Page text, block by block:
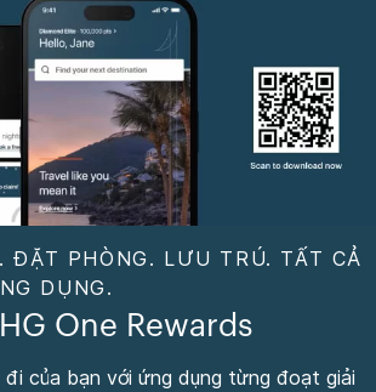
ĐẶT PHÒNG. LƯU TRÚ. TẤT CẢ
DỤNG.
One Rewards
đi của bạn với ứng dụng từng đoạt giải